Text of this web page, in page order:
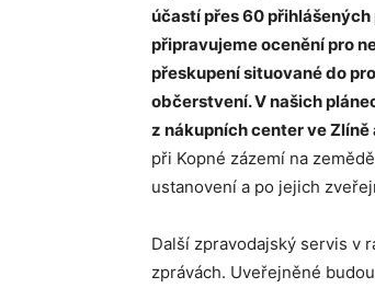
účastí přes 60
připravujeme ocenění pro
přeskupení situované do
občerstvení. V našich
z nákupních center ve Zlíně
při Kopné zázemí na
ustanovení a po jejich
Další zpravodajský servis v
zprávách. Uveřejněné